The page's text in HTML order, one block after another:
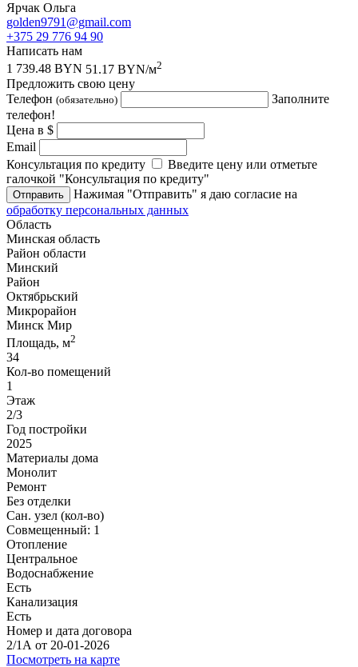
Ярчак Ольга
golden9791@gmail.com
+375 29 776 94 90
Написать нам
1 739.48 BYN 51.17 BYN/м2
Предложить свою цену
Телефон (обязательно)
Заполните
телефон!
Цена в $
Email
Консультация по кредиту
Введите цену или отметьте
галочкой "Консультация по кредиту"
Отправить
Нажимая "Отправить" я даю согласие на
обработку персональных данных
Область
Минская область
Район области
Минский
Район
Октябрьский
Микрорайон
Минск Мир
Площадь, м2
34
Кол-во помещений
1
Этаж
2/3
Год постройки
2025
Материалы дома
Монолит
Ремонт
Без отделки
Сан. узел (кол-во)
Совмещенный: 1
Отопление
Центральное
Водоснабжение
Есть
Канализация
Есть
Номер и дата договора
2/1А от 20-01-2026
Посмотреть на карте